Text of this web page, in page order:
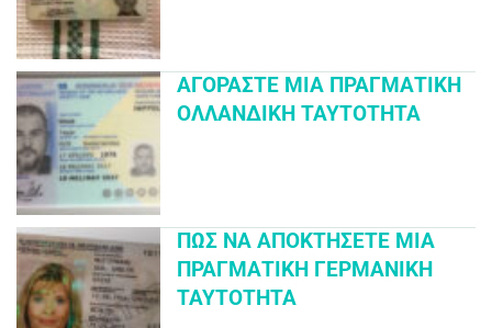
ΑΓΟΡΆΣΤΕ ΜΙΑ ΠΡΑΓΜΑΤΙΚΉ
ΟΛΛΑΝΔΙΚΉ ΤΑΥΤΌΤΗΤΑ
ΠΏΣ ΝΑ ΑΠΟΚΤΉΣΕΤΕ ΜΙΑ
ΠΡΑΓΜΑΤΙΚΉ ΓΕΡΜΑΝΙΚΉ
ΤΑΥΤΌΤΗΤΑ